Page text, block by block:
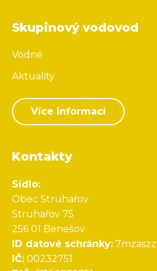
Skupinový vodovod
Vodné
Aktuality
Více informací
Kontakty
Sídlo:
Obec Struhařov
Struhařov 75
256 01 Benešov
ID datové schránky: 7mzaszz
IČ: 00232751